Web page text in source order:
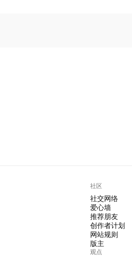
社区
社交网络
爱心墙
推荐朋友
创作者计划
网站规则
版主
观点